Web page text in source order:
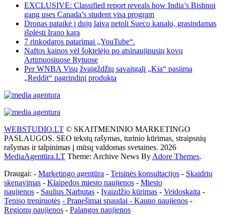
EXCLUSIVE: Classified report reveals how India’s Bishnoi
gang uses Canada’s student visa program
Dronas pataikė į dujų laivą netoli Sueco kanalo, grasindamas
išplėsti Irano karą
7 rinkodaros patarimai „YouTube“.
Naftos kainos vėl šoktelėjo po atsinaujinusių kovų
Artimuosiuose Rytuose
Per WNBA Visų žvaigždžių savaitgalį „Kia“ pasiima
„Reddit“ pagrindinį produktą
WEBSTUDIO.LT © SKAITMENINIO MARKETINGO
PASLAUGOS. SEO tekstų rašymas, turinio kūrimas, straipsnių
rašymas ir talpinimas į mūsų valdomas svetaines. 2026
MediaAgentūra.LT Theme: Archive News By Adore Themes.
Draugai: - Marketingo agentūra - Teisinės konsultacijos - Skaidrių
skenavimas - Klaipedos miesto naujienos - Miesto
naujienos - Saulius Narbutas - Įvaizdžio kūrimas - Veidoskaita -
Teniso treniruotės - Pranešimai spaudai - Kauno naujienos -
Regionų naujienos - Palangos naujienos